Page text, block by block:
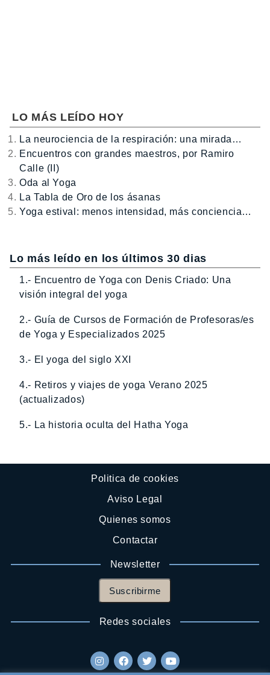
LO MÁS LEÍDO HOY
La neurociencia de la respiración: una mirada…
Encuentros con grandes maestros, por Ramiro
Calle (II)
Oda al Yoga
La Tabla de Oro de los ásanas
Yoga estival: menos intensidad, más conciencia…
Lo más leído en los últimos 30 dias
1.- Encuentro de Yoga con Denis Criado: Una
visión integral del yoga
2.- Guía de Cursos de Formación de Profesoras/es
de Yoga y Especializados 2025
3.- El yoga del siglo XXI
4.- Retiros y viajes de yoga Verano 2025
(actualizados)
5.- La historia oculta del Hatha Yoga
Politica de cookies
Aviso Legal
Quienes somos
Contactar
Newsletter
Suscribirme
Redes sociales